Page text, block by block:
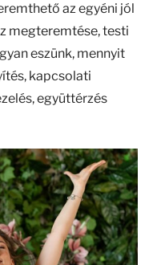
az egyéni jól
megteremtése, testi
eszünk, mennyit
kapcsolati
együttérzés